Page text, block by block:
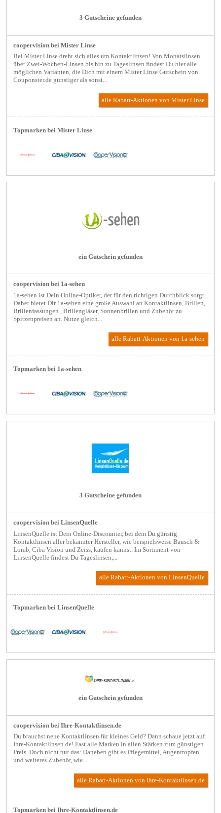
3 Gutscheine gefunden
coopervision bei Mister Linse
Bei Mister Linse dreht sich alles um Kontaktlinsen! Von Monatslinsen
über Zwei-Wochen-Linsen bis hin zu Tageslinsen findest Du hier alle
möglichen Varianten, die Dich mit einem Mister Linse Gutschein von
Couponster.de günstiger als sonst...
alle Rabatt-Aktionenvon Mister Linse
Topmarken bei Mister Linse
ein Gutschein gefunden
coopervision bei 1a-sehen
1a-sehen ist Dein Online-Optiker, der für den richtigen Durchblick sorgt.
Daher bietet Dir 1a-sehen eine große Auswahl an Kontaktlinsen, Brillen,
Brillenfassungen , Brillengläser, Sonnenbrillen und Zubehör zu
Spitzenpreisen an. Nutze gleich...
alle Rabatt-Aktionenvon 1a-sehen
Topmarken bei 1a-sehen
3 Gutscheine gefunden
coopervision bei LinsenQuelle
LinsenQuelle ist Dein Online-Discounter, bei dem Du günstig
Kontaktlinsen aller bekannter Hersteller, wie beispielsweise Bausch &
Lomb, Ciba Vision und Zeiss, kaufen kannst. Im Sortiment von
LinsenQuelle findest Du Tageslinsen,...
alle Rabatt-Aktionenvon LinsenQuelle
Topmarken bei LinsenQuelle
ein Gutschein gefunden
coopervision bei Ihre-Kontaktlinsen.de
Du brauchst neue Kontaktlinsen für kleines Geld? Dann schaue jetzt auf
Ihre-Kontaktlinsen.de! Fast alle Marken in allen Stärken zum günstigen
Preis. Doch nicht nur das: Daneben gibt es Pflegemittel, Augentropfen
und weiteres Zubehör, wie...
alle Rabatt-Aktionenvon Ihre-Kontaktlinsen.de
Topmarken bei Ihre-Kontaktlinsen.de